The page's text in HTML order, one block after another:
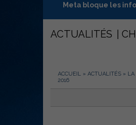
Meta bloque les
ACTUALITÉS
ACCUEIL » ACTUALITÉS »
2016